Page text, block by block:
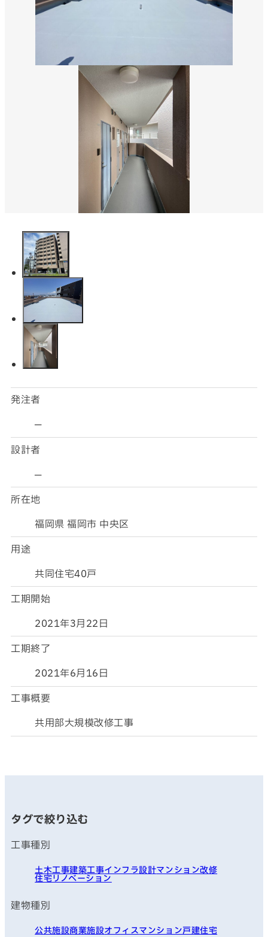
お電話でのお問い合わせ
TEL.092-323-3960
受付／8:30〜17:00 (土・日・祝休み)
SNS
matsuyoshi.official
matsuyoshi_kensetsu
つむぎの家
matsuyoshi_kensetsu
つむぎの家
matsuyoshikensetsu
松吉建設株式会社
発注者
─
設計者
─
所在地
福岡県 福岡市 中央区
用途
共同住宅40戸
工期開始
2021年3月22日
工期終了
2021年6月16日
工事概要
共用部大規模改修工事
タグで絞り込む
工事種別
土木工事建築工事インフラ設計マンション改修
住宅リノベーション
建物種別
公共施設商業施設オフィスマンション戸建住宅